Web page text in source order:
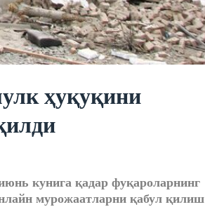
ҳуқуқини
кунига қадар фуқароларнинг
мурожаатларни қабул қилиш